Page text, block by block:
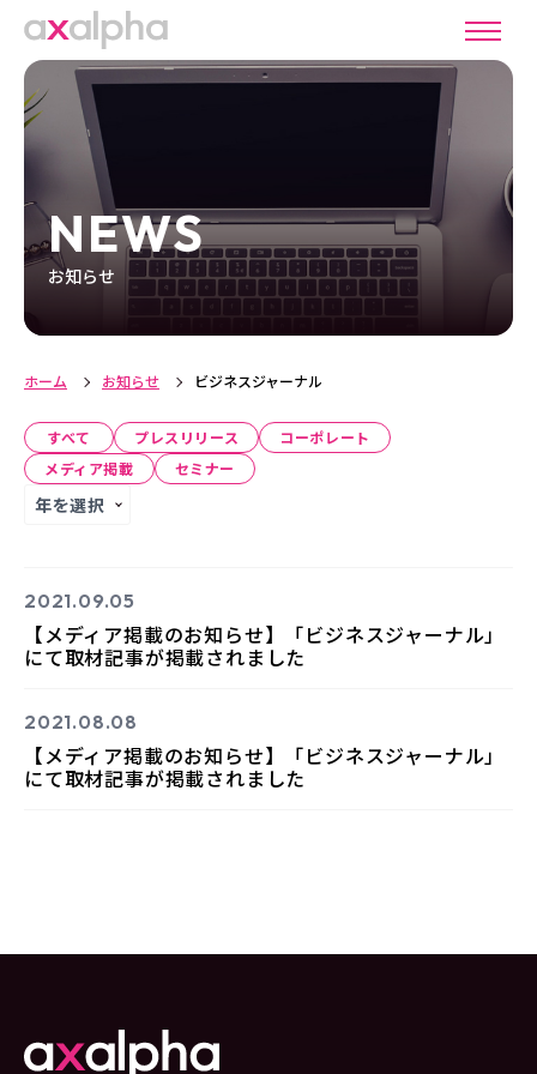
NEWS
お知らせ
ホーム お知らせ ビジネスジャーナル
すべて プレスリリース
コーポレート
メディア掲載
セミナー
2021.09.05
【メディア掲載のお知らせ】「ビジネスジャーナル」
にて取材記事が掲載されました
2021.08.08
【メディア掲載のお知らせ】「ビジネスジャーナル」
にて取材記事が掲載されました